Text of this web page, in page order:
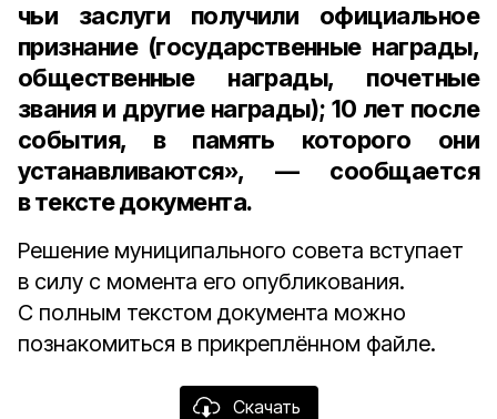
чьи заслуги получили официальное
признание (государственные награды,
общественные награды, почетные
звания и другие награды); 10 лет после
события, в память которого они
устанавливаются», — сообщается
в тексте документа.
Решение муниципального совета вступает
в силу с момента его опубликования.
С полным текстом документа можно
познакомиться в прикреплённом файле.
Скачать